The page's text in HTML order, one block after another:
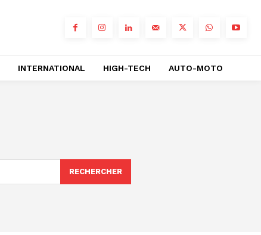
INTERNATIONAL HIGH-TECH AUTO-MOTO
RECHERCHER